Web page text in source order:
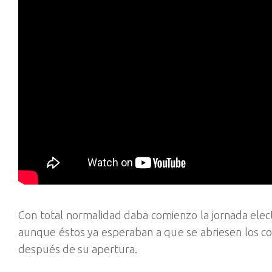
Con total normalidad daba comienzo la jornada
aunque éstos ya esperaban a que se abriesen los
después de su apertura.